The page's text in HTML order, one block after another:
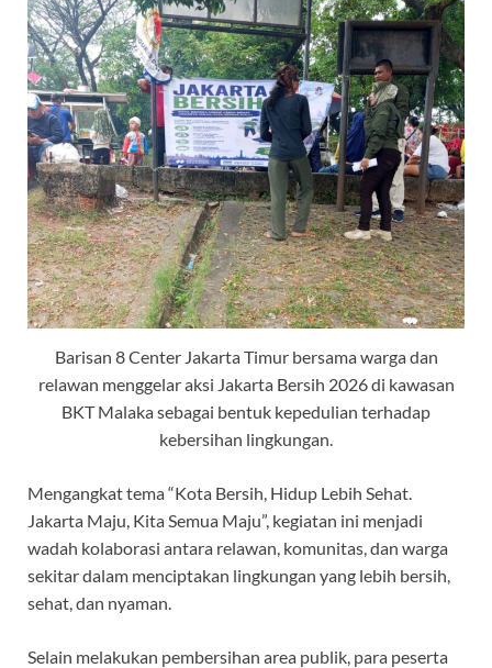
Barisan 8 Center Jakarta Timur bersama warga dan
relawan menggelar aksi Jakarta Bersih 2026 di kawasan
BKT Malaka sebagai bentuk kepedulian terhadap
kebersihan lingkungan.
Mengangkat tema “Kota Bersih, Hidup Lebih Sehat.
Jakarta Maju, Kita Semua Maju”, kegiatan ini menjadi
wadah kolaborasi antara relawan, komunitas, dan warga
sekitar dalam menciptakan lingkungan yang lebih bersih,
sehat, dan nyaman.
Selain melakukan pembersihan area publik, para peserta